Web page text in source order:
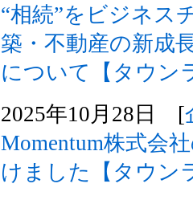
“相続”をビジネス
築・不動産の新成
について【タウン
2025年10月28日 [
Momentum株式会
けました【タウン